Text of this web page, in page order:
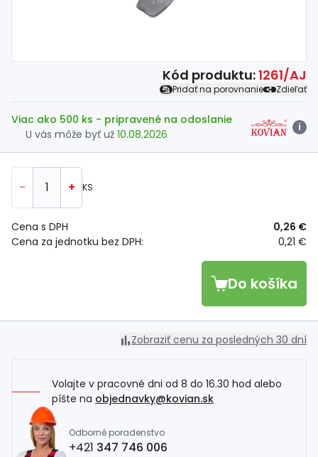
Kód produktu:1261/AJ
Pridať na porovnanie Zdieľať
Viac ako 500 ks - pripravené na odoslanie
U vás môže byť už 10.08.2026
i
- + KS
Cena za jednotku bez DPH: 0,21 €
Cena s DPH 0,26 €
Do košíka
Zobraziť cenu za posledných 30 dní
Volajte v pracovné dni od 8 do 16.30 hod alebo
píšte na objednavky@kovian.sk
Odborné poradenstvo
+421 347 746 006